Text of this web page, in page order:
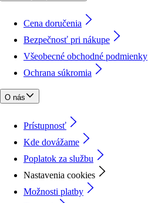
Cena doručenia
Bezpečnosť pri nákupe
Všeobecné obchodné podmienky
Ochrana súkromia
O nás
Prístupnosť
Kde dovážame
Poplatok za službu
Nastavenia cookies
Možnosti platby